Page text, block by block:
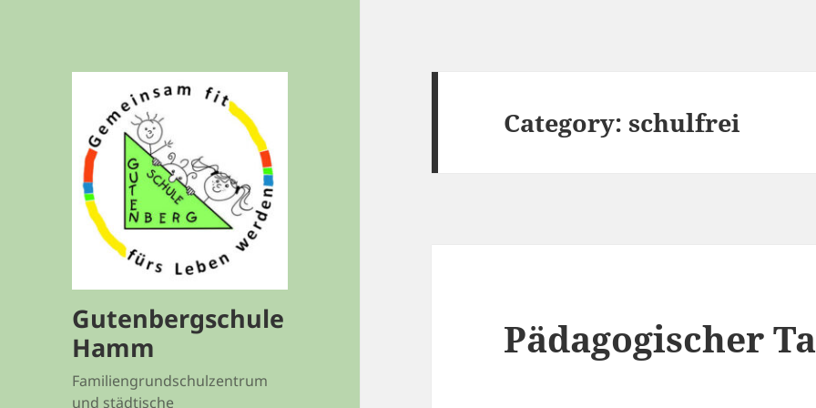
Gutenbergschule
Hamm
Familiengrundschulzentrum
und städtische
Category:schulfrei
Pädagogischer